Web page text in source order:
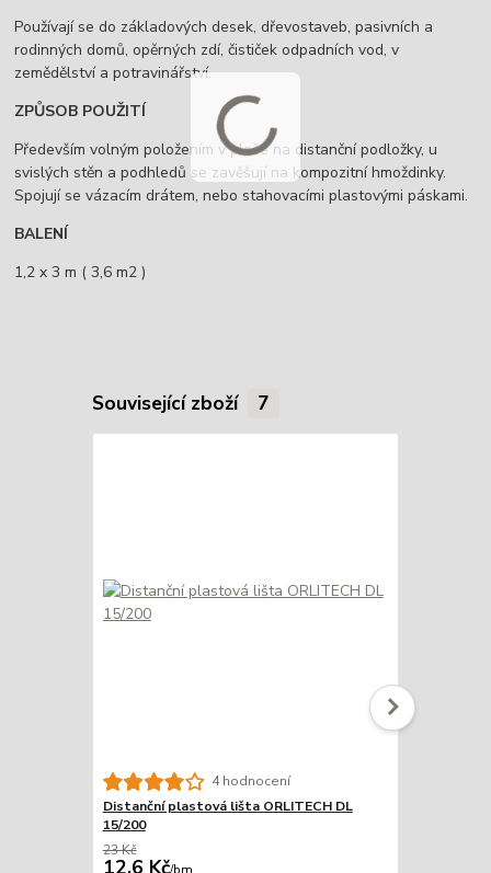
Používají se do základových desek, dřevostaveb, pasivních a
rodinných domů, opěrných zdí, čističek odpadních vod, v
zemědělství a potravinářství.
ZPŮSOB POUŽITÍ
Především volným položením v ploše na distanční podložky, u
svislých stěn a podhledů se zavěšují na kompozitní hmoždinky.
Spojují se vázacím drátem, nebo stahovacími plastovými páskami.
BALENÍ
1,2 x 3 m ( 3,6 m2 )
Související zboží 7
4 hodnocení
Distanční plastová lišta ORLITECH DL
15/200
23 Kč
12,6 Kč